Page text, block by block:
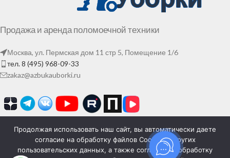
Продажа и аренда поломоечной техники
Москва, ул. Пермская дом 11 стр 5, Помещение 1/6
тел. 8 (495) 968-09-33
zakaz@azbukauborki.ru
Продолжая использовать наш сайт, вы автоматически даете
согласие на обработку файлов Cookies и других
пользовательских данных, а также согласие на обработку